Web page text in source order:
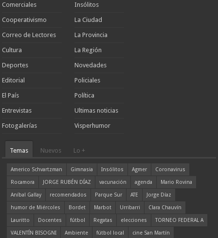
Comerciales
Cooperativismo
Correo de Lectores
Cultura
Deportes
Editorial
El País
Entrevistas
Fotogalerías
Insólitos
La Ciudad
La Provincia
La Región
Novedades
Policiales
Política
Ultimas noticias
Visperhumor
Temas Nuevos Lo +
Americo Schvartzman Gimnasia Insólitos Agmer
Coronavirus
Rocamora
JORGE RUBÉN DÍAZ vacunación agenda
Mario Rovina
Aníbal Gallay
recomendados Parque Sur ATE
Jorge Díaz
humor de Miércoles
Bordet Marbot Urribarri
Clara Chauvín
Lauritto
Docentes fútbol Regatas elecciones
TORNEO FEDERAL A
VALENTÍN BISOGNI
Ambiente fútbol local cine San Martín